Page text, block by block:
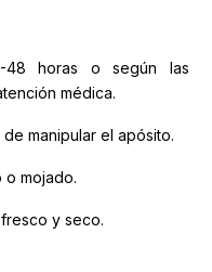
48 horas o según las
médica.
manipular el apósito.
o mojado.
y seco.